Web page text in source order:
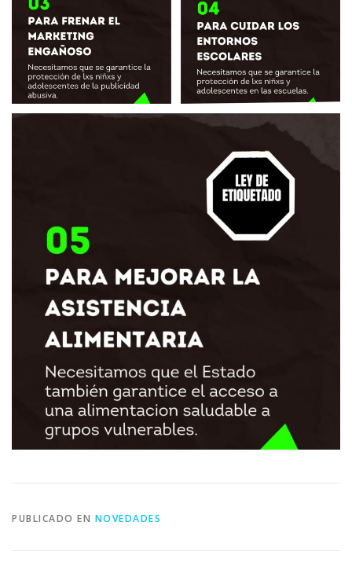
PUBLICADO EN NOVEDADES